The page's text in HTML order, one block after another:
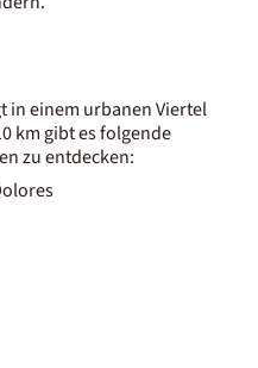
in einem urbanen Viertel
km gibt es folgende
zu entdecken: